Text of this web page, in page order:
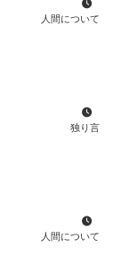
人間について
独り言
人間について